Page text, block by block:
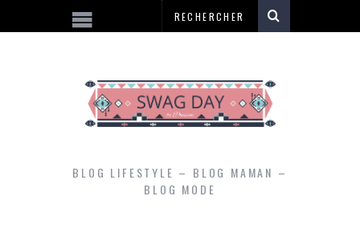
BLOG LIFESTYLE – BLOG MAMAN –
BLOG MODE